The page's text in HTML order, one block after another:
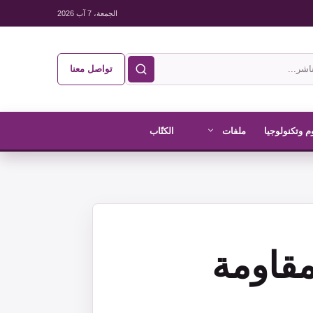
الجمعة، 7 آب 2026
تواصل معنا
وتكنولوجيا ملفات الكتّاب